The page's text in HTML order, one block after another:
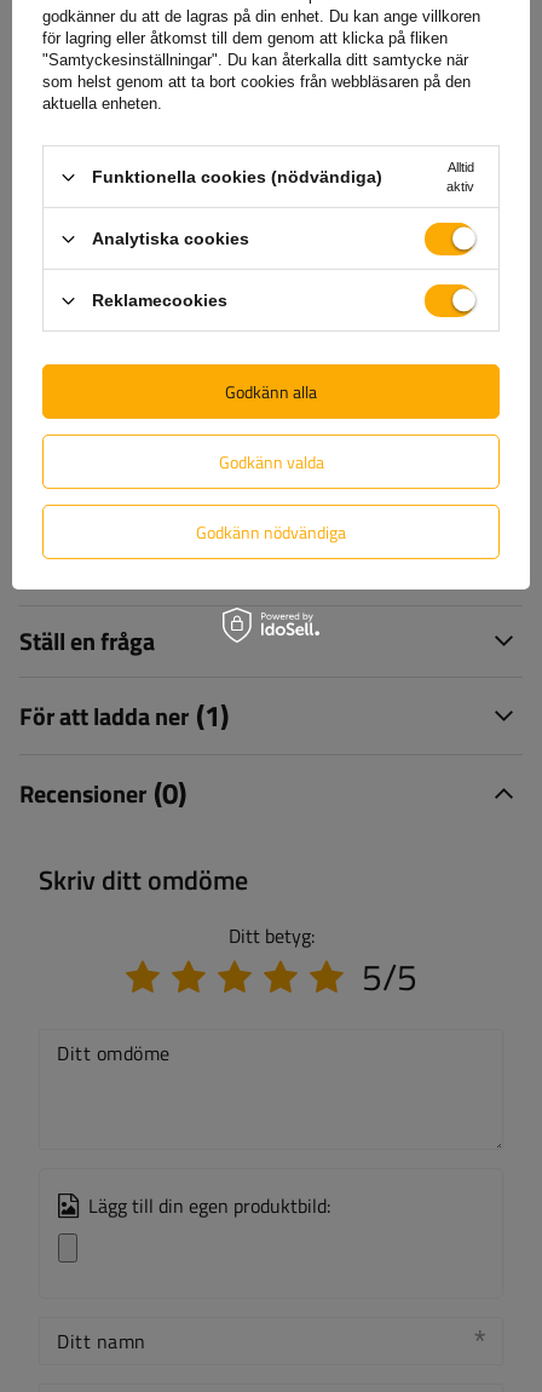
– allt du behöver göra är att fyll i och skicka in formuläret
som finns på vår webbplats.
Har du frågor om valet eller användningen av våra
produkter? Kontakta oss! Unitrailers specialister ger dig
gärna all information du behöver.
+46 842 002 023 unitrailer@unitrailer.se
Specifikation
Leverans
Ställ en fråga
För att ladda ner (1)
Recensioner (0)
Skriv ditt omdöme
Ditt betyg:
5/5
Ditt omdöme
Lägg till din egen produktbild:
Ditt namn
godkänner du att de lagras på din enhet. Du kan ange villkoren
för lagring eller åtkomst till dem genom att klicka på fliken
"Samtyckesinställningar". Du kan återkalla ditt samtycke när
som helst genom att ta bort cookies från webbläsaren på den
aktuella enheten.
Funktionella cookies (nödvändiga)
Alltid
aktiv
Analytiska cookies
Reklamecookies
Godkänn valda
Godkänn nödvändiga
Godkänn alla